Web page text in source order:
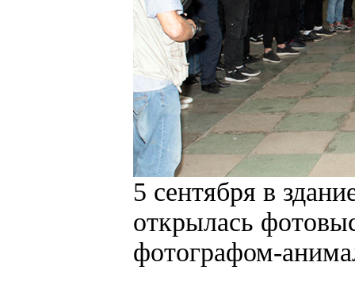
5 сентября в
открылась
фотографом-